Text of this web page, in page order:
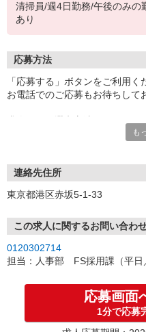
清掃員/週4日勤務/午後のみの
あり
応募方法
「応募する」ボタンをご利用く
お電話でのご応募もお待ちして
ご応募後にお電話かメールにて
※お電話の場合は050-1748-
＼応募から内定まで平均2週間！
も
連絡先住所
東京都港区赤坂5-1-33
この求人に関するお問い合わ
0120302714
担当：人事部 FS採用課（平日
応募画面
1分で応募